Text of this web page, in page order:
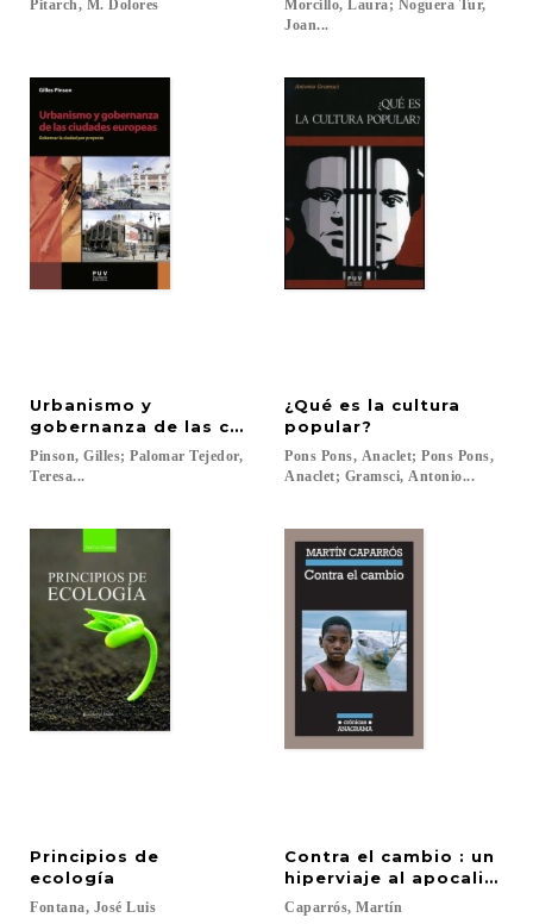
Pitarch, M. Dolores
Morcillo, Laura; Noguera Tur,
Joan...
Urbanismo y
gobernanza de las ciudades europeas
Pinson, Gilles; Palomar Tejedor,
Teresa...
¿Qué es la cultura
popular?
Pons Pons, Anaclet; Pons Pons,
Anaclet; Gramsci, Antonio...
Principios de
ecología
Fontana, José Luis
Contra el cambio : un
hiperviaje al apocalipsis
Caparrós, Martín